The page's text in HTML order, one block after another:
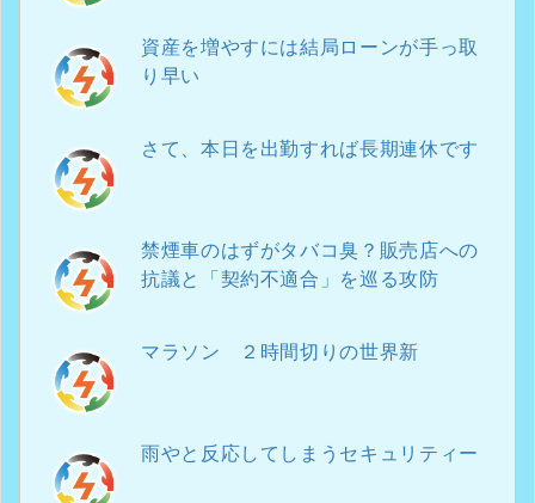
資産を増やすには結局ローンが手っ取
り早い
さて、本日を出勤すれば長期連休です
禁煙車のはずがタバコ臭？販売店への
抗議と「契約不適合」を巡る攻防
マラソン ２時間切りの世界新
雨やと反応してしまうセキュリティー